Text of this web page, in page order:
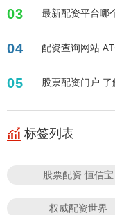
03 最新配资平台哪
04 配
05 股票配资门户
标签列表
股票配资 恒信宝
权威配资世界